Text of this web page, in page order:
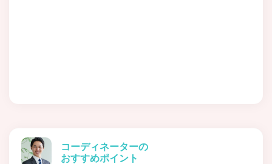
コーディネーターの
おすすめポイント